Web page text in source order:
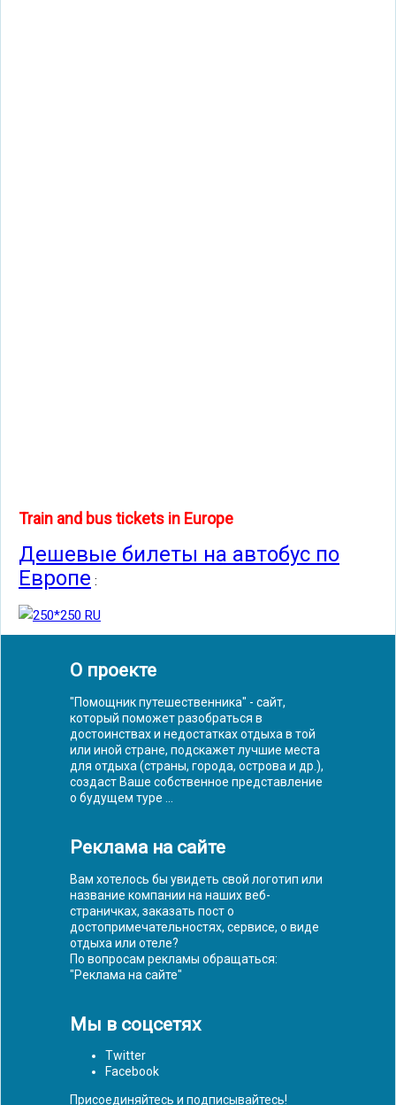
Train and bus tickets in Europe
Дешевые билеты на автобус по
Европе :
О проекте
"Помощник путешественника" - сайт,
который поможет разобраться в
достоинствах и недостатках отдыха в той
или иной стране, подскажет лучшие места
для отдыха (страны, города, острова и др.),
создаст Ваше собственное представление
о будущем туре ...
Реклама на сайте
Вам хотелось бы увидеть свой логотип или
название компании на наших веб-
страничках, заказать пост о
достопримечательностях, сервисе, о виде
отдыха или отеле?
По вопросам рекламы обращаться:
"Реклама на сайте"
Мы в соцсетях
Twitter
Facebook
Присоединяйтесь и подписывайтесь!